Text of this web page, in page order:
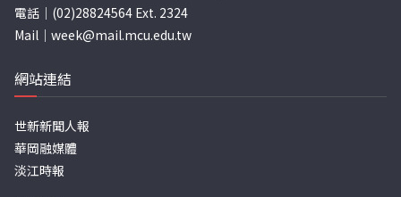
電話｜(02)28824564 Ext. 2324
Mail｜ week@mail.mcu.edu.tw
網站連結
世新新聞人報
華岡融媒體
淡江時報